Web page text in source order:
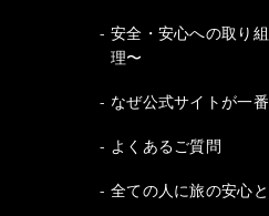
安全・安心への取り
理〜
なぜ公式サイトが一
よくあるご質問
全ての人に旅の安心